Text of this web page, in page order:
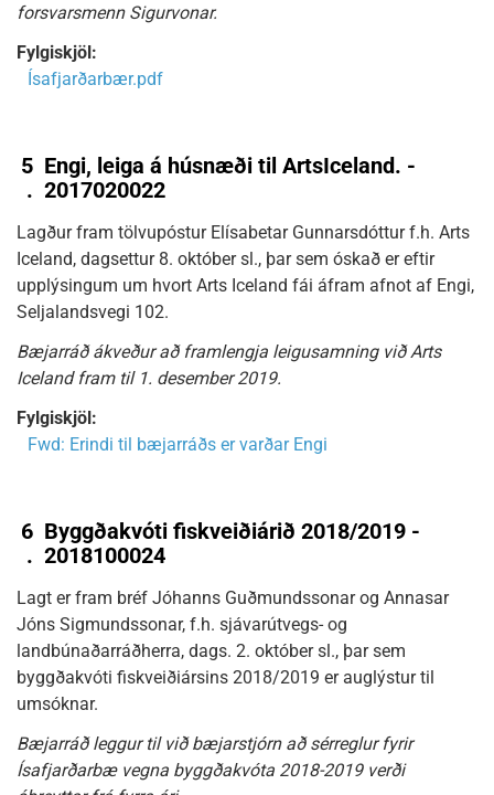
forsvarsmenn Sigurvonar.
Fylgiskjöl:
Ísafjarðarbær.pdf
5
.
Engi, leiga á húsnæði til ArtsIceland. -
2017020022
Lagður fram tölvupóstur Elísabetar Gunnarsdóttur f.h. Arts
Iceland, dagsettur 8. október sl., þar sem óskað er eftir
upplýsingum um hvort Arts Iceland fái áfram afnot af Engi,
Seljalandsvegi 102.
Bæjarráð ákveður að framlengja leigusamning við Arts
Iceland fram til 1. desember 2019.
Fylgiskjöl:
Fwd: Erindi til bæjarráðs er varðar Engi
6
.
Byggðakvóti fiskveiðiárið 2018/2019 -
2018100024
Lagt er fram bréf Jóhanns Guðmundssonar og Annasar
Jóns Sigmundssonar, f.h. sjávarútvegs- og
landbúnaðarráðherra, dags. 2. október sl., þar sem
byggðakvóti fiskveiðiársins 2018/2019 er auglýstur til
umsóknar.
Bæjarráð leggur til við bæjarstjórn að sérreglur fyrir
Ísafjarðarbæ vegna byggðakvóta 2018-2019 verði